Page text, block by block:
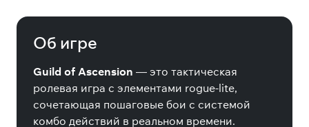
Об игре
Guild of Ascension — это тактическая
ролевая игра с элементами rogue-lite,
сочетающая пошаговые бои с системой
комбо действий в реальном времени.